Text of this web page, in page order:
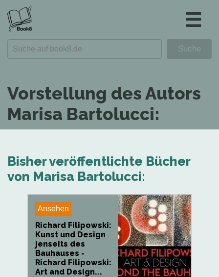
☰
Vorstellung des Autors
Marisa Bartolucci:
Bisher veröffentlichte Bücher
von Marisa Bartolucci:
Ansehen
Richard Filipowski:
Kunst und Design
jenseits des
Bauhauses -
Richard Filipowski:
Art and Design...